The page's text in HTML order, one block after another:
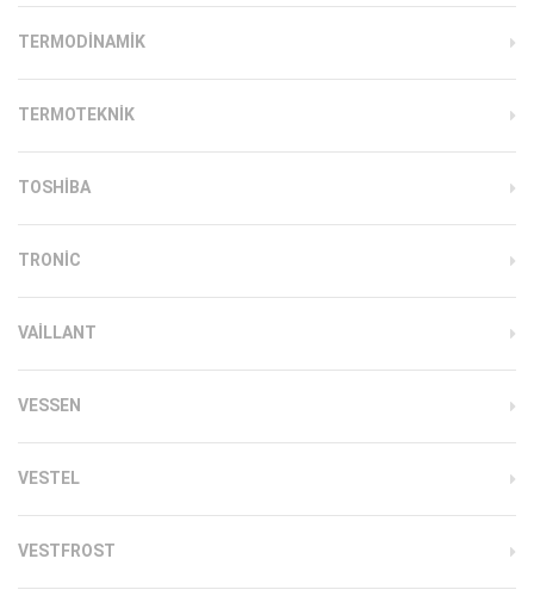
TERMODINAMIK
TERMOTEKNIK
TOSHIBA
TRONIC
VAILLANT
VESSEN
VESTEL
VESTFROST